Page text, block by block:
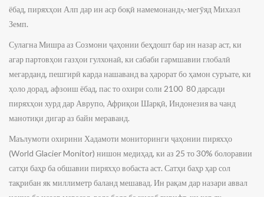
ёбад, пиряхҳои Алп дар ин аср боқӣ намемонанд»,-мегӯяд Михаэл
Земп.
Сулагна Мишра аз Созмони ҷаҳонии беҳдошт бар ин назар аст, ки
агар партовҳои газҳои гулхонаӣ, ки сабаби гармшавии глобалӣ
мегарданд, пешгирӣ карда нашаванд ва ҳарорат бо ҳамон суръате, ки
ҳоло дорад, афзоиш ёбад, пас то охири соли 2100 80 дарсади
пиряхҳои хурд дар Аврупо, Африқои Шарқӣ, Индонезия ва чанд
манотиқи дигар аз байн мераванд.
Маълумоти охирини Хадамоти мониторинги ҷаҳонии пиряхҳо
(World Glacier Monitor) нишон медиҳад, ки аз 25 то 30% болоравии
сатҳи баҳр ба обшавии пиряхҳо вобаста аст. Сатҳи баҳр ҳар сол
тақрибан як миллиметр баланд мешавад. Ин рақам дар назари аввал